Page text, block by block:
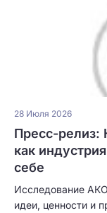
28 Июля 2026
Пресс-релиз:
как
себе
Исследование
идеи, ценности и